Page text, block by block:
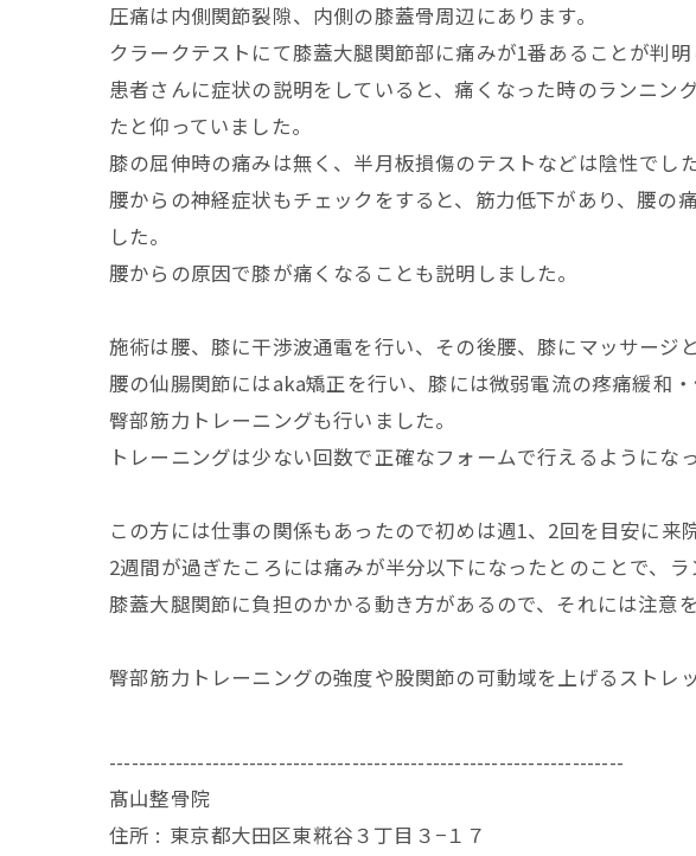
圧痛は内側関節裂隙、内側の膝蓋骨周辺にあります。
クラークテストにて膝蓋大腿関節部に痛みが1番あることが判明
患者さんに症状の説明をしていると、痛くなった時のランニ
たと仰っていました。
膝の屈伸時の痛みは無く、半月板損傷のテストなどは陰性でした
腰からの神経症状もチェックをすると、筋力低下があり、腰
した。
腰からの原因で膝が痛くなることも説明しました。
施術は腰、膝に干渉波通電を行い、その後腰、膝にマッサージ
腰の仙腸関節にはaka矯正を行い、膝には微弱電流の疼痛緩和
臀部筋力トレーニングも行いました。
トレーニングは少ない回数で正確なフォームで行えるようにな
この方には仕事の関係もあったので初めは週1、2回を目安に来
2週間が過ぎたころには痛みが半分以下になったとのことで、
膝蓋大腿関節に負担のかかる動き方があるので、それには注意
臀部筋力トレーニングの強度や股関節の可動域を上げるストレ
----------------------------------------------------------------------
髙山整骨院
住所 : 東京都大田区東糀谷３丁目３−１７